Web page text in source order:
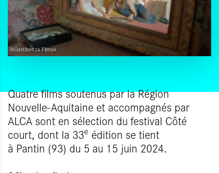
@Gastibeltza Filmak
Quatre films soutenus par la Région
Nouvelle-Aquitaine et accompagnés par
ALCA sont en sélection du festival Côté
court, dont la 33e édition se tient
à Pantin (93) du 5 au 15 juin 2024.